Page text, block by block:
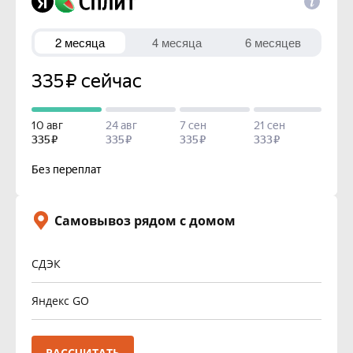
Самовывоз рядом с домом
СДЭК
Яндекс GO